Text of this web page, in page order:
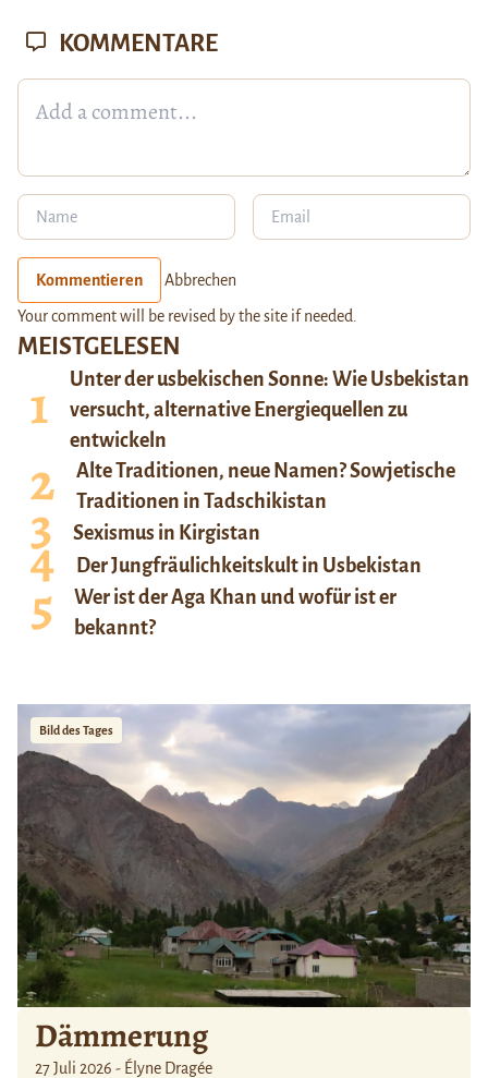
MEISTGELESEN
Unter der usbekischen Sonne: Wie Usbekistan
versucht, alternative Energiequellen zu
entwickeln
Alte Traditionen, neue Namen? Sowjetische
Traditionen in Tadschikistan
Sexismus in Kirgistan
Der Jungfräulichkeitskult in Usbekistan
Wer ist der Aga Khan und wofür ist er
bekannt?
Bild des Tages
Dämmerung
27 Juli 2026 - Élyne Dragée
KOMMENTARE
Kommentieren Abbrechen
Your comment will be revised by the site if needed.